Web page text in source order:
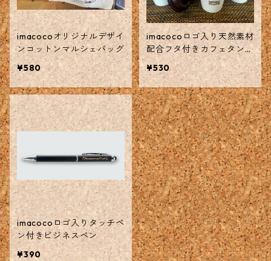
imacocoオリジナルデザイ
ンコットンマルシェバッグ
¥580
imacocoロゴ入り天然素材
配合フタ付きカフェタンブ
ラー
¥530
imacocoロゴ入りタッチペ
ン付きビジネスペン
¥390